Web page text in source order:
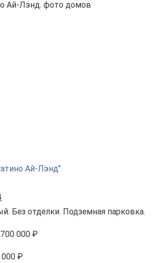
Ай-Лэнд"
Без отделки. Подземная парковка.
000 ₽
000 ₽